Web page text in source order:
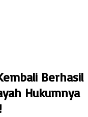
Berhasil
Hukumnya